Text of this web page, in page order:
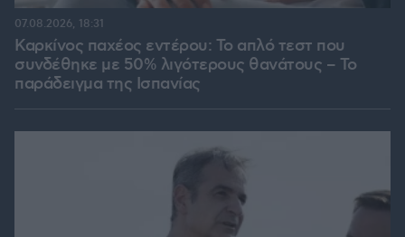
Καρκίνος παχέος εντέρου: Το απλό τεστ που
συνδέθηκε με 50% λιγότερους θανάτους – Το
παράδειγμα της Ισπανίας
07.08.2026, 18:31